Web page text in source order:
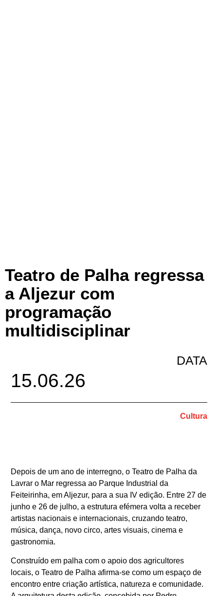
Teatro de Palha regressa
a Aljezur com
programação
multidisciplinar
DATA
15.06.26
Cultura
Depois de um ano de interregno, o Teatro de Palha da
Lavrar o Mar regressa ao Parque Industrial da
Feiteirinha, em Aljezur, para a sua IV edição. Entre 27 de
junho e 26 de julho, a estrutura efémera volta a receber
artistas nacionais e internacionais, cruzando teatro,
música, dança, novo circo, artes visuais, cinema e
gastronomia.
Construído em palha com o apoio dos agricultores
locais, o Teatro de Palha afirma-se como um espaço de
encontro entre criação artística, natureza e comunidade.